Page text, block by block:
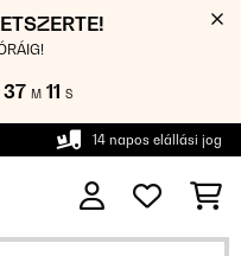
37 M 10 S
14 napos elállási jog